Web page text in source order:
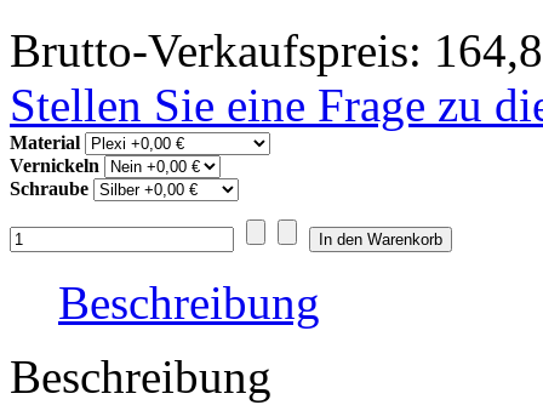
Brutto-Verkaufspreis:
Stellen Sie eine Frage zu
Material
Vernickeln
Schraube
Beschreibung
Beschreibung